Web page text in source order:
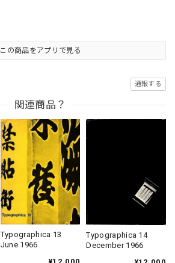
この商品をアプリで見る
通報する
関連商品？
Typographica 13
June 1966
Typographica 14
December 1966